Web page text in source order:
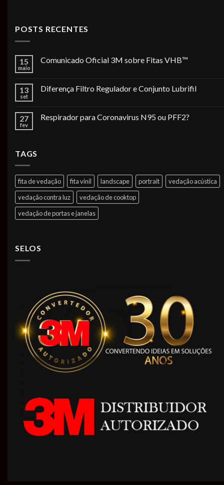
POSTS RECENTES
15
maio
Comunicado Oficial 3M sobre Fitas VHB™
13
set
Diferença Filtro Regulador e Conjunto Lubrifil
27
fev
Respirador para Coronavirus N95 ou PFF2?
TAGS
fita de vedação fita vinil landscape portrait
vedação acústica
vedação contra luz
vedação de cooktop
vedação de portas e janelas
SELOS